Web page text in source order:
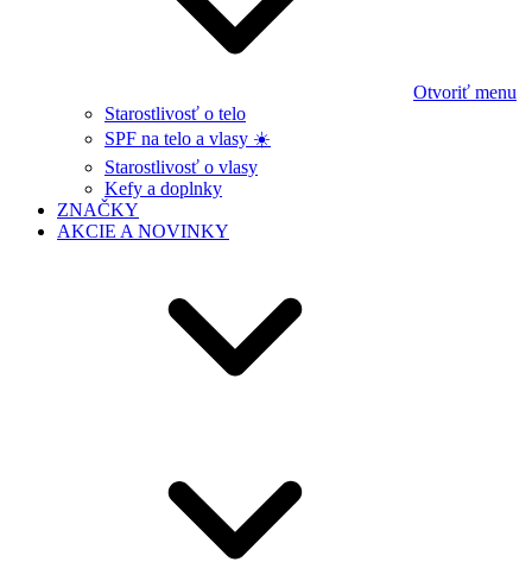
Otvoriť menu
Starostlivosť o telo
SPF na telo a vlasy ☀️
Starostlivosť o vlasy
Kefy a doplnky
ZNAČKY
AKCIE A NOVINKY